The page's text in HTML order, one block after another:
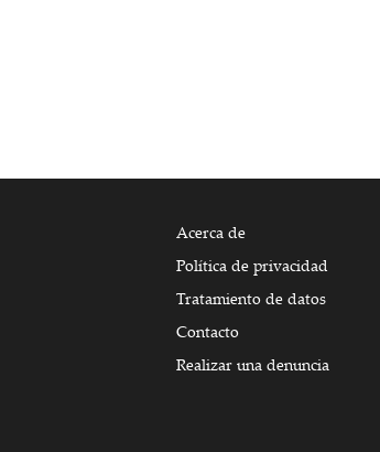
Acerca de
Política de privacidad
Tratamiento de datos
Contacto
Realizar una denuncia